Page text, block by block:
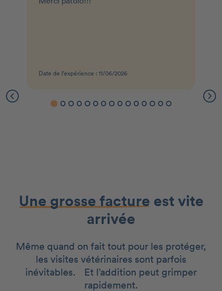
Date de l’expérience : 11/06/2026
Une grosse facture est vite
arrivée
Même quand on fait tout pour les protéger,
les visites vétérinaires sont parfois
inévitables. Et l’addition peut grimper
rapidement.